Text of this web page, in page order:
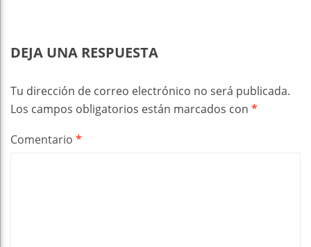
DEJA UNA RESPUESTA
Tu dirección de correo electrónico no será publicada.
Los campos obligatorios están marcados con *
Comentario *